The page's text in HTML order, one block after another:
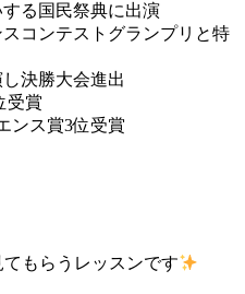
る国民祭典に出演
コンテストグランプリと特
決勝大会進出
受賞
ンス賞3位受賞
てもらうレッスンです